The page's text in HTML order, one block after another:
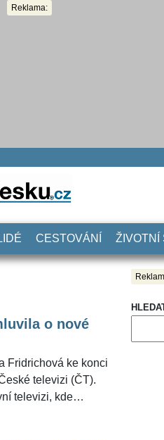
Reklama:
CESTOVÁNÍ ŽIVOTNÍ
o nové
Fridrichová ke konci
televizi (ČT).
televizi, kde